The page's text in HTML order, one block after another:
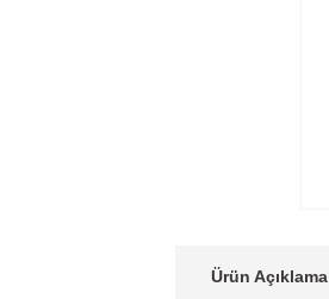
Ürün Açıklama